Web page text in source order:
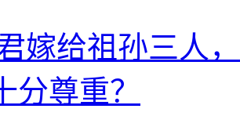
嫁给祖孙三人
分尊重？